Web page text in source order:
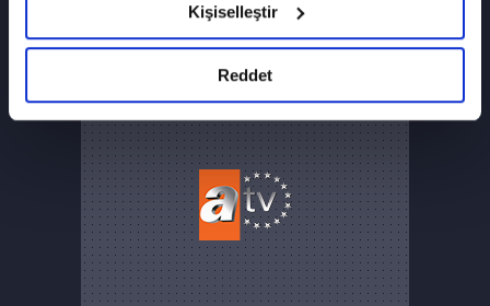
6698 sayılı Kişisel Verilerin Korunması
Kanunu uyarınca hazırlanmış olan İnternet
Sitesi Aydınlatma Metnimizi okumak ve
gerçekleştirilen veri işleme faaliyetleri ile ilgili
daha detaylı bilgi almak için lütfen tıklayınız.
Kişiselleştir
Reddet
VAR MISIN YOK MUSUN